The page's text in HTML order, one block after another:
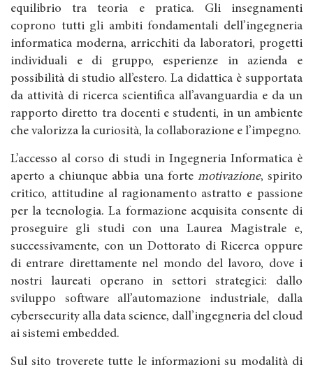
equilibrio tra teoria e pratica. Gli insegnamenti
coprono tutti gli ambiti fondamentali dell’ingegneria
informatica moderna, arricchiti da laboratori, progetti
individuali e di gruppo, esperienze in azienda e
possibilità di studio all’estero. La didattica è supportata
da attività di ricerca scientifica all’avanguardia e da un
rapporto diretto tra docenti e studenti, in un ambiente
che valorizza la curiosità, la collaborazione e l’impegno.
L’accesso al corso di studi in Ingegneria Informatica è
aperto a chiunque abbia una forte motivazione, spirito
critico, attitudine al ragionamento astratto e passione
per la tecnologia. La formazione acquisita consente di
proseguire gli studi con una Laurea Magistrale e,
successivamente, con un Dottorato di Ricerca oppure
di entrare direttamente nel mondo del lavoro, dove i
nostri laureati operano in settori strategici: dallo
sviluppo software all’automazione industriale, dalla
cybersecurity alla data science, dall’ingegneria del cloud
ai sistemi embedded.
Sul sito troverete tutte le informazioni su modalità di